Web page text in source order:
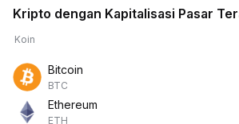
Kripto dengan Kapitalisasi Pasar
Koin
Bitcoin
BTC
Ethereum
ETH